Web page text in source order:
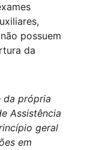
possuem
da
da própria
Assistência
geral
em